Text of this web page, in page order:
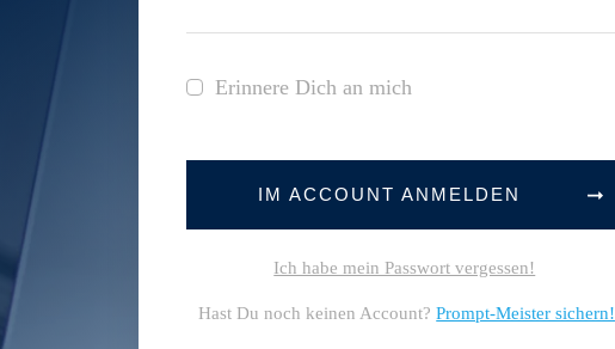
Erinnere Dich an mich
IM ACCOUNT ANMELDEN
Ich habe mein Passwort vergessen!
Hast Du noch keinen Account?Prompt-Meister sichern!